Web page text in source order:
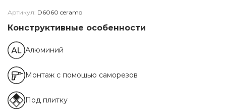
Артикул: D6060 ceramo
Конструктивные особенности
Алюминий
Монтаж с помощью саморезов
Под плитку